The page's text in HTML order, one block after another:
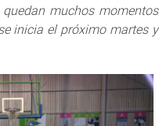
muchos momentos
inicia el próximo martes y